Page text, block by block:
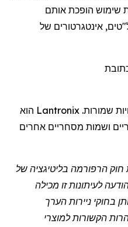
שימוש הופכת אותם
אינטגרטורים של
שמורות. Lantronix הוא
ושמות מסחריים אחרים
הרפורמה בליטיגציה של
ערך פרטיים משנת 1995: הודעה לעיתונות זו מכילה
בחוקי ניירות הערך
הקשורות למוצרי